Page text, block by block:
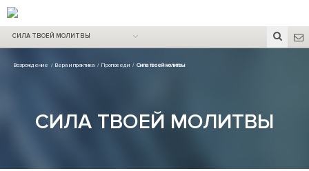
СИЛА ТВОЕЙ МОЛИТВЫ
Возрождение / Вера и практика / Проповеди / Сила твоей молитвы
СИЛА ТВОЕЙ МОЛИТВЫ